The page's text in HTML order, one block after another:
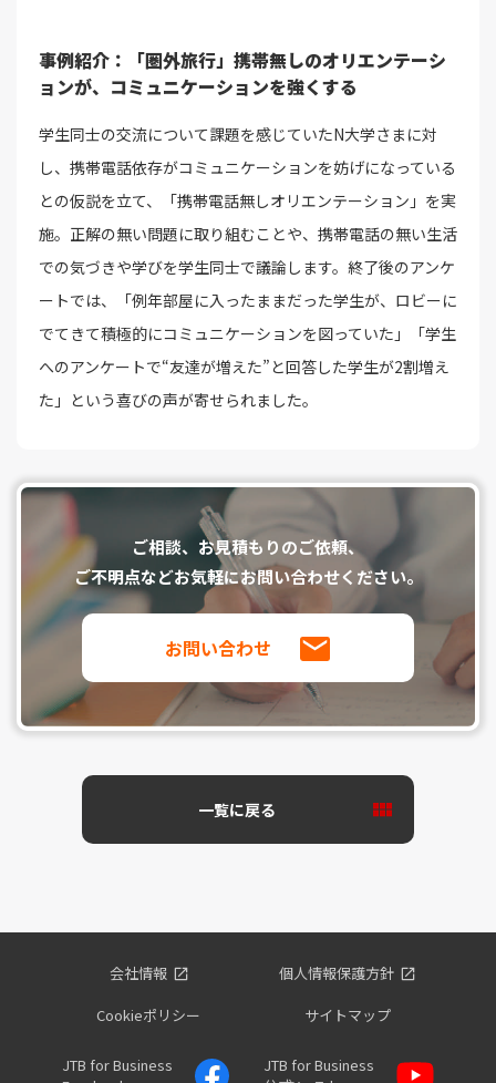
事例紹介：「圏外旅行」携帯無しのオリエンテーシ
ョンが、コミュニケーションを強くする
学生同士の交流について課題を感じていたN大学さまに対
し、携帯電話依存がコミュニケーションを妨げになっている
との仮説を立て、「携帯電話無しオリエンテーション」を実
施。正解の無い問題に取り組むことや、携帯電話の無い生活
での気づきや学びを学生同士で議論します。終了後のアンケ
ートでは、「例年部屋に入ったままだった学生が、ロビーに
でてきて積極的にコミュニケーションを図っていた」「学生
へのアンケートで“友達が増えた”と回答した学生が2割増え
た」という喜びの声が寄せられました。
ご相談、お⾒積もりのご依頼、
ご不明点などお気軽にお問い合わせください。
お問い合わせ
一覧に戻る
会社情報
個人情報保護方針
Cookieポリシー
サイトマップ
JTB for Business
JTB for Business